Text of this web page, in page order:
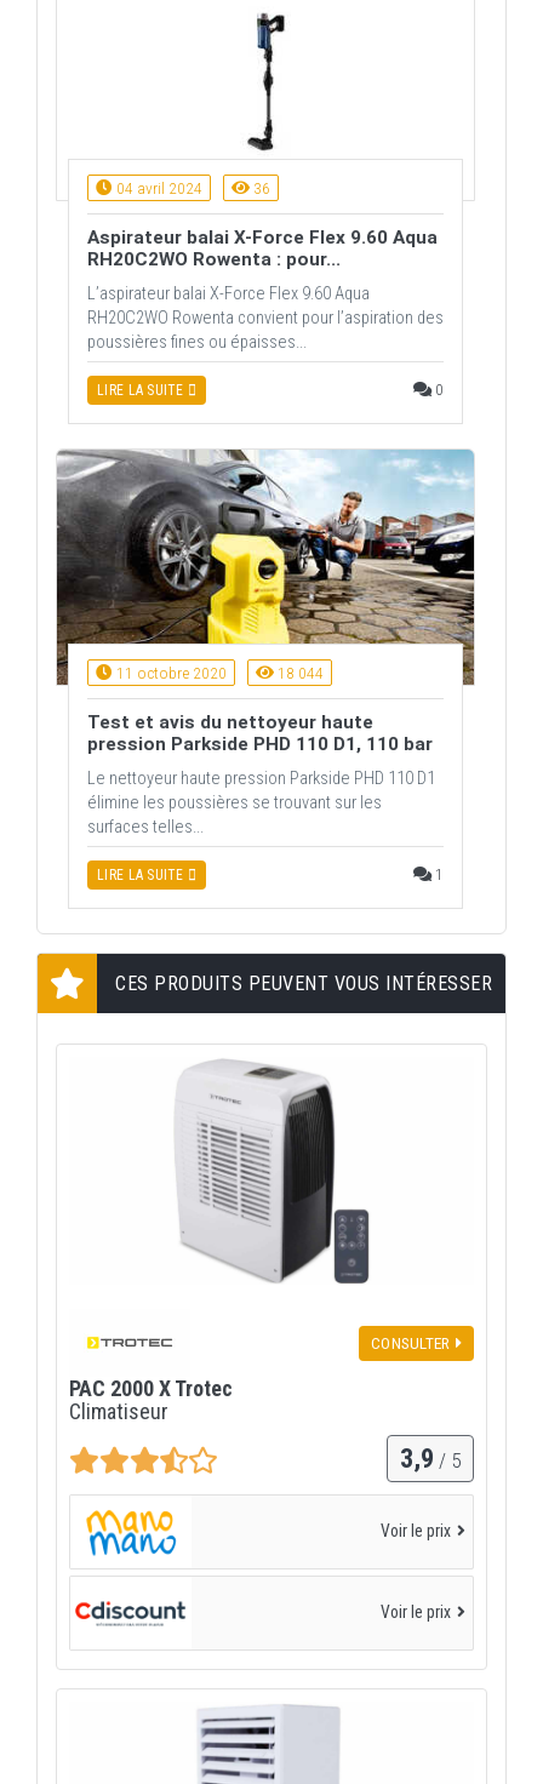
04 avril 2024 36
Aspirateur balai X-Force Flex 9.60 Aqua
RH20C2WO Rowenta : pour...
L’aspirateur balai X-Force Flex 9.60 Aqua
RH20C2WO Rowenta convient pour l’aspiration des
poussières fines ou épaisses...
LIRE LA SUITE 0
11 octobre 2020 18 044
Test et avis du nettoyeur haute
pression Parkside PHD 110 D1, 110 bar
Le nettoyeur haute pression Parkside PHD 110 D1
élimine les poussières se trouvant sur les
surfaces telles...
LIRE LA SUITE 1
CES PRODUITS PEUVENT VOUS INTÉRESSER
CONSULTER
PAC 2000 X Trotec
Climatiseur
3,9 / 5
Voir le prix
Voir le prix